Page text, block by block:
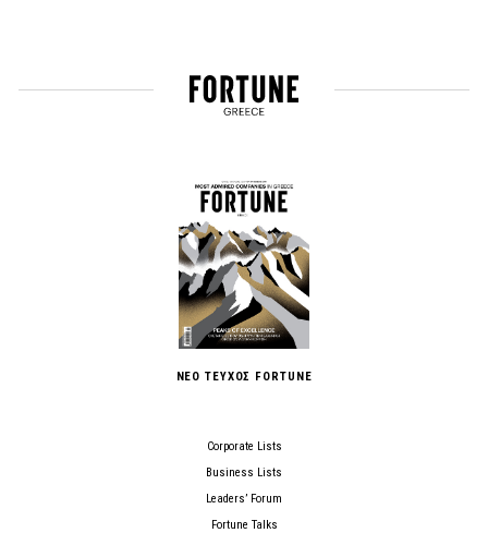
ΝΕΟ ΤΕΥΧΟΣ FORTUNE
Corporate Lists
Business Lists
Leaders’ Forum
Fortune Talks